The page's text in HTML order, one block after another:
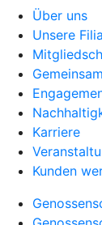
Über uns
Unsere
Karriere
Kunden